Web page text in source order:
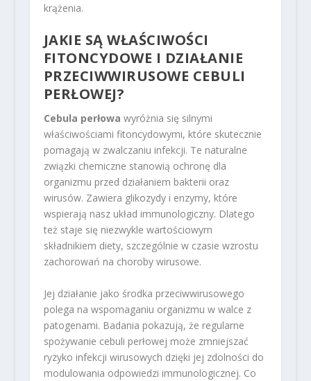
krążenia.
JAKIE SĄ WŁAŚCIWOŚCI
FITONCYDOWE I DZIAŁANIE
PRZECIWWIRUSOWE CEBULI
PERŁOWEJ?
Cebula perłowa wyróżnia się silnymi
właściwościami fitoncydowymi, które skutecznie
pomagają w zwalczaniu infekcji. Te naturalne
związki chemiczne stanowią ochronę dla
organizmu przed działaniem bakterii oraz
wirusów. Zawiera glikozydy i enzymy, które
wspierają nasz układ immunologiczny. Dlatego
też staje się niezwykle wartościowym
składnikiem diety, szczególnie w czasie wzrostu
zachorowań na choroby wirusowe.
Jej działanie jako środka przeciwwirusowego
polega na wspomaganiu organizmu w walce z
patogenami. Badania pokazują, że regularne
spożywanie cebuli perłowej może zmniejszać
ryzyko infekcji wirusowych dzięki jej zdolności do
modulowania odpowiedzi immunologicznej. Co